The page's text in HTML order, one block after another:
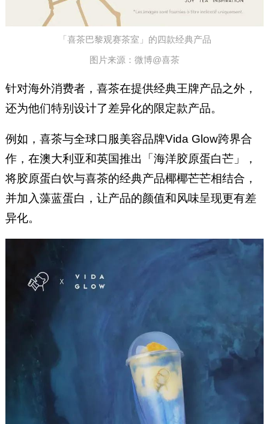
「喜茶巴黎观赛茶室」的四款经典产品
图片来源：微博@喜茶
针对海外消费者，喜茶在提供经典王牌产品之外，
还为他们特别设计了差异化的限定款产品。
例如，喜茶与全球口服美容品牌Vida Glow跨界合
作，在澳大利亚和英国推出「海洋胶原蛋白芒」，
将胶原蛋白饮与喜茶的经典产品椰椰芒芒相结合，
并加入藻蓝蛋白，让产品的颜值和风味呈现更有差
异化。